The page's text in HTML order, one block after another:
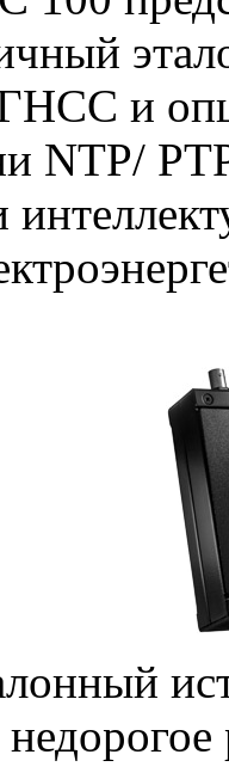
и
NTP/